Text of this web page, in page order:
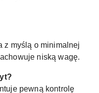
z myślą o minimalnej
niską wagę.
pewną kontrolę